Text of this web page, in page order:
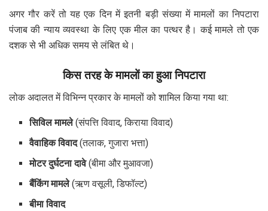
अगर गौर करें तो यह एक दिन में इतनी बड़ी संख्या में मामलों का निपटारा
पंजाब की न्याय व्यवस्था के लिए एक मील का पत्थर है। कई मामले तो एक
दशक से भी अधिक समय से लंबित थे।
किस तरह के मामलों का हुआ निपटारा
लोक अदालत में विभिन्न प्रकार के मामलों को शामिल किया गया था:
सिविल मामले(संपत्ति विवाद, किराया विवाद)
वैवाहिक विवाद(तलाक, गुजारा भत्ता)
मोटर दुर्घटना दावे(बीमा और मुआवजा)
बैंकिंग मामले(ऋण वसूली, डिफॉल्ट)
बीमा विवाद